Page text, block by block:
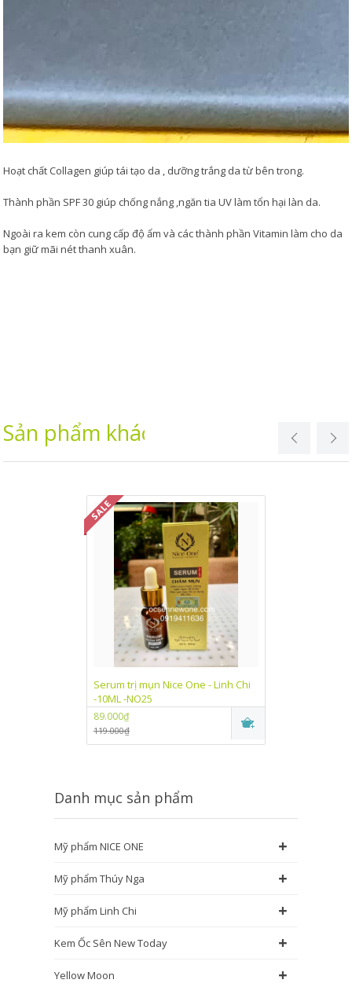
Hoạt chất Collagen giúp tái tạo da , dưỡng trắng da từ bên trong.
Thành phần SPF 30 giúp chống nắng ,ngăn tia UV làm tổn hại làn da.
Ngoài ra kem còn cung cấp độ ẩm và các thành phần Vitamin làm cho da
bạn giữ mãi nét thanh xuân.
Sản phẩm khác
Serum trị mụn Nice One - Linh Chi
-10ML -NO25
89.000₫
119.000₫
Danh mục sản phẩm
Mỹ phẩm NICE ONE +
Mỹ phẩm Thúy Nga +
Mỹ phẩm Linh Chi +
Kem Ốc Sên New Today +
Yellow Moon +